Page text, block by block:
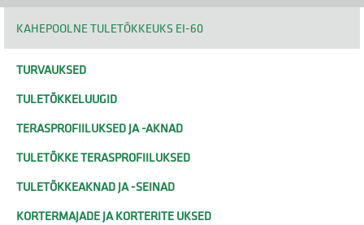
KAHEPOOLNE TULETÕKKEUKS EI-60
TURVAUKSED
TULETÕKKELUUGID
TERASPROFIILUKSED JA -AKNAD
TULETÕKKE TERASPROFIILUKSED
TULETÕKKEAKNAD JA -SEINAD
KORTERMAJADE JA KORTERITE UKSED